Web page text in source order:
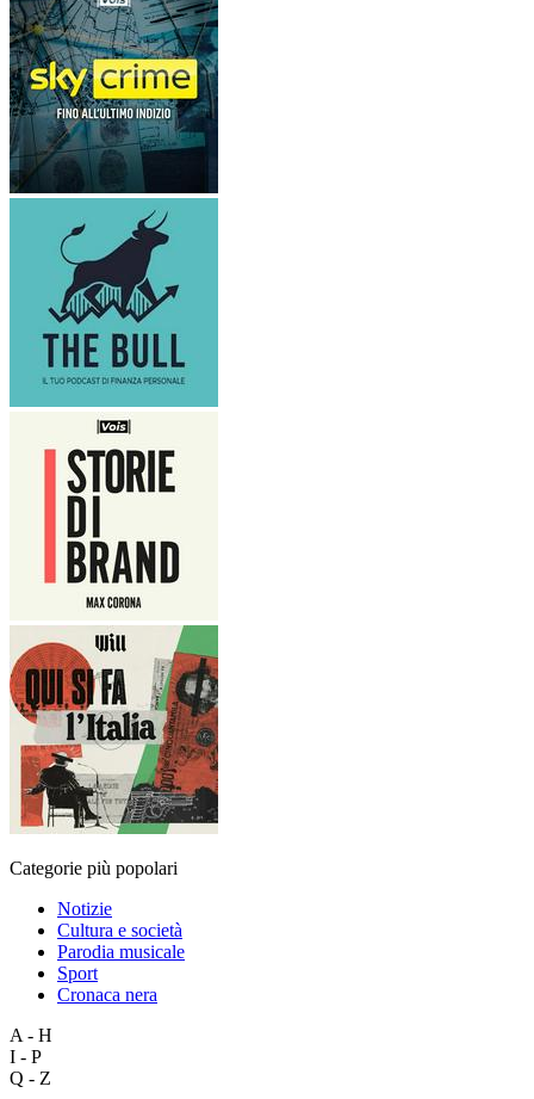
Categorie più popolari
Notizie
Cultura e società
Parodia musicale
Sport
Cronaca nera
A - H
I - P
Q - Z